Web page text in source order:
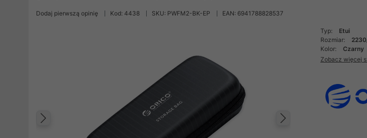
Dodaj pierwszą opinię Kod: 4438 SKU: PWFM2-BK-EP EAN: 6941788828537
Poprzedni
Typ:
Etui
Rozmiar:
Kolor:
Czarny
Zobacz więcej